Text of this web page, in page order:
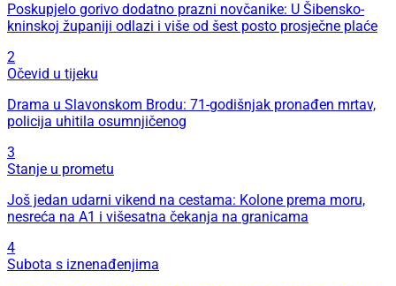
Poskupjelo gorivo dodatno prazni novčanike: U Šibensko-
kninskoj županiji odlazi i više od šest posto prosječne plaće
2
Očevid u tijeku
Drama u Slavonskom Brodu: 71-godišnjak pronađen mrtav,
policija uhitila osumnjičenog
3
Stanje u prometu
Još jedan udarni vikend na cestama: Kolone prema moru,
nesreća na A1 i višesatna čekanja na granicama
4
Subota s iznenađenjima